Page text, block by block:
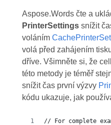
Aspose.Words čte a
PrinterSettingssnížit
voláním
volá před zahájením
dříve. Všimněte si, že
této metody je téměř
snížit čas první výzvy
kódu ukazuje, jak
// For complete